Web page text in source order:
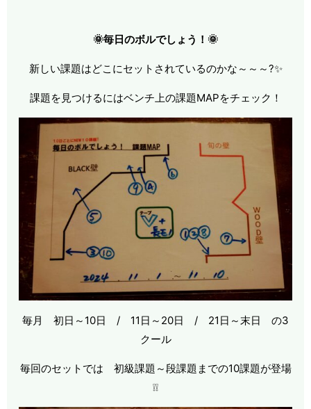
🌞毎日のボルでしょう！🌞
新しい課題はどこにセットされているのかな～～～?✨
課題を見つけるにはベンチ上の課題MAPをチェック！
毎月 初日～10日 / 11日～20日 / 21日～末日 の3
クール
毎回のセットでは 初級課題～段課題までの10課題が登場
❕❕